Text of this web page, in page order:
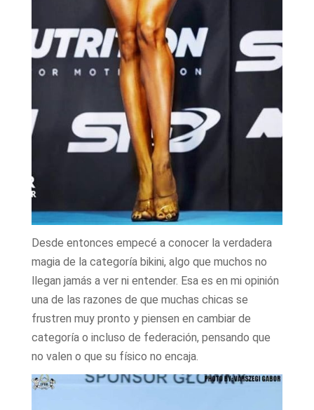
Desde entonces empecé a conocer la verdadera
magia de la categoría bikini, algo que muchos no
llegan jamás a ver ni entender. Esa es en mi opinión
una de las razones de que muchas chicas se
frustren muy pronto y piensen en cambiar de
categoría o incluso de federación, pensando que
no valen o que su físico no encaja.